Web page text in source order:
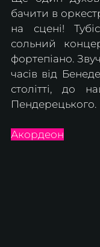
бачити в
на сцені!
сольний
фортепіано.
часів від
столітті, до
Пендерецького.
Акордеон